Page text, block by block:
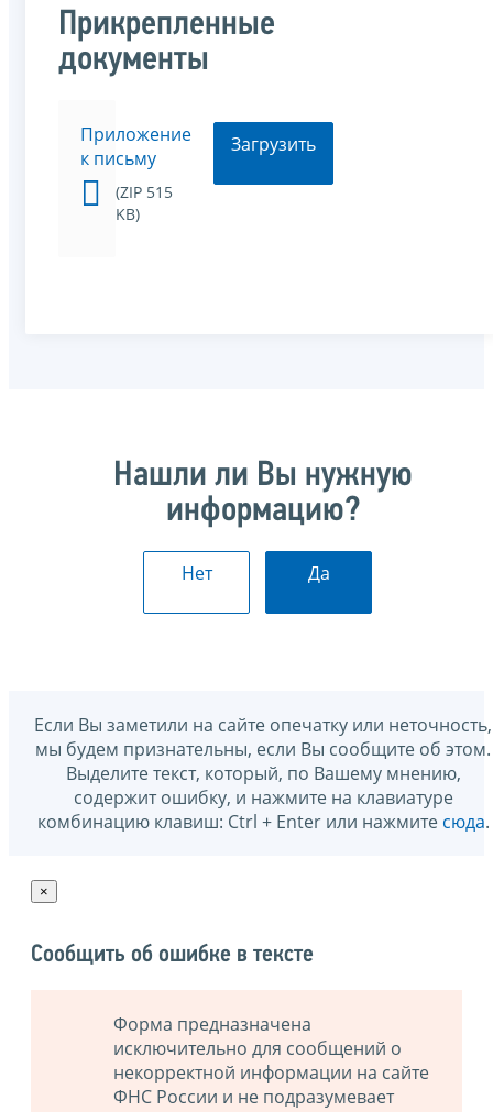
Прикрепленные
документы
Приложение
к письму
(ZIP 515
KB)
Загрузить
Нашли ли Вы нужную
информацию?
Нет Да
Если Вы заметили на сайте опечатку или неточность,
мы будем признательны, если Вы сообщите об этом.
Выделите текст, который, по Вашему мнению,
содержит ошибку, и нажмите на клавиатуре
комбинацию клавиш: Ctrl + Enter или нажмите сюда.
×
Сообщить об ошибке в тексте
Форма предназначена
исключительно для сообщений о
некорректной информации на сайте
ФНС России и не подразумевает